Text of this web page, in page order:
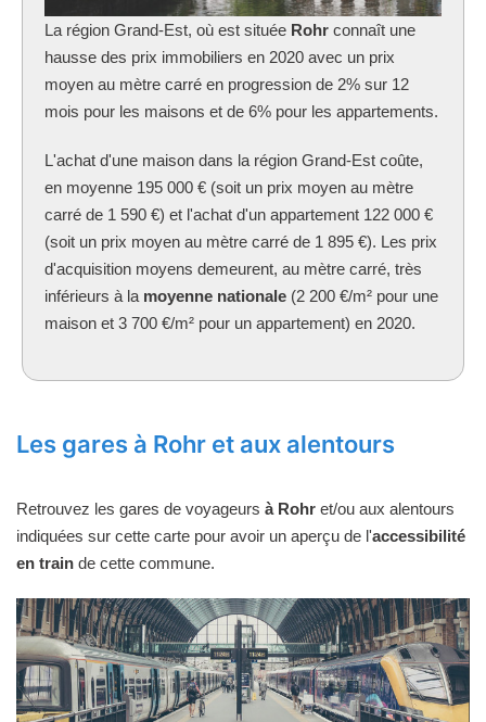
La région Grand-Est, où est située Rohr connaît une
hausse des prix immobiliers en 2020 avec un prix
moyen au mètre carré en progression de 2% sur 12
mois pour les maisons et de 6% pour les appartements.
L'achat d'une maison dans la région Grand-Est coûte,
en moyenne 195 000 € (soit un prix moyen au mètre
carré de 1 590 €) et l'achat d'un appartement 122 000 €
(soit un prix moyen au mètre carré de 1 895 €). Les prix
d'acquisition moyens demeurent, au mètre carré, très
inférieurs à la moyenne nationale (2 200 €/m² pour une
maison et 3 700 €/m² pour un appartement) en 2020.
Les gares à Rohr et aux alentours
Retrouvez les gares de voyageurs à Rohr et/ou aux alentours
indiquées sur cette carte pour avoir un aperçu de l'accessibilité
en train de cette commune.